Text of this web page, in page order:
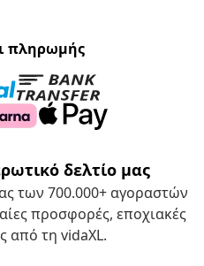
πληρωμής
δελτίο μας
των 700.000+ αγοραστών
προσφορές, εποχιακές
από τη vidaXL.